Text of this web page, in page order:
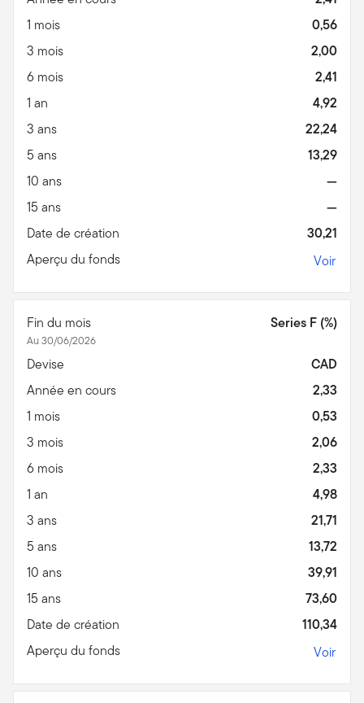
1 mois
0,56
3 mois
2,00
6 mois
2,41
1 an
4,92
3 ans
22,24
5 ans
13,29
10 ans
—
15 ans
—
Date de création
30,21
Aperçu du fonds
Voir
Fin du mois
Au 30/06/2026
Series F (%)
Devise
CAD
Année en cours
2,33
1 mois
0,53
3 mois
2,06
6 mois
2,33
1 an
4,98
3 ans
21,71
5 ans
13,72
10 ans
39,91
15 ans
73,60
Date de création
110,34
Aperçu du fonds
Voir